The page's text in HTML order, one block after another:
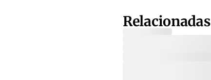
Relacionadas